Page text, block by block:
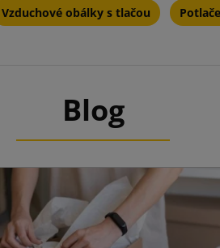
lepiacich
Zvýšenie rozpoznateľnosti značky
informácií, napríklad spôsobu
Vzduchové obálky s tlačou
Blog